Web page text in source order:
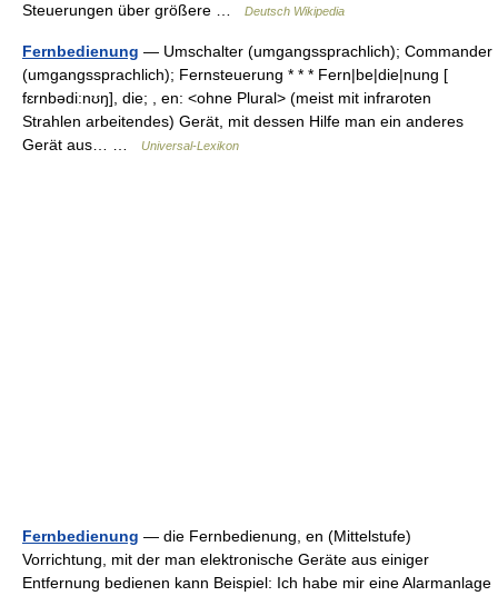
Steuerungen über größere …
Deutsch Wikipedia
Fernbedienung — Umschalter (umgangssprachlich); Commander
(umgangssprachlich); Fernsteuerung * * * Fern|be|die|nung [
fɛrnbədi:nʊŋ], die; , en: <ohne Plural> (meist mit infraroten
Strahlen arbeitendes) Gerät, mit dessen Hilfe man ein anderes
Gerät aus… …
Universal-Lexikon
Fernbedienung — die Fernbedienung, en (Mittelstufe)
Vorrichtung, mit der man elektronische Geräte aus einiger
Entfernung bedienen kann Beispiel: Ich habe mir eine Alarmanlage